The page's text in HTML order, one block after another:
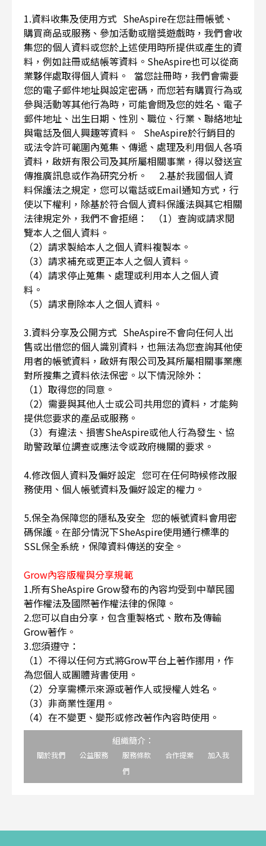
1.資料收集及使用方式 SheAspire在您註冊帳號、
購買商品或服務、參加活動或贈獎遊戲時，我們會收
集您的個人資料或您於上述使用時所提供或產生的資
料，例如註冊或結帳等資料。SheAspire也可以從商
業夥伴處取得個人資料。 當您註冊時，我們會需要
您的電子郵件地址與設定密碼，而您若有購買行為或
參與活動等其他行為時，可能會問及您的姓名、電子
郵件地址、出生日期、性別、職位、行業、聯絡地址
與電話及個人興趣等資料。 SheAspire於行銷目的
或法令許可範圍內蒐集、傳遞、處理及利用個人各項
資料，啟妍有限公司及其所屬相關事業，得以發送宣
傳推廣訊息或作為研究分析。 2.基於我國個人資
料保護法之規定，您可以電話或Email通知方式，行
使以下權利，除基於符合個人資料保護法與其它相關
法律規定外，我們不會拒絕： （1）查詢或請求閱
覽本人之個人資料。
（2）請求製給本人之個人資料複製本。
（3）請求補充或更正本人之個人資料。
（4）請求停止蒐集、處理或利用本人之個人資
料。
（5）請求刪除本人之個人資料。
3.資料分享及公開方式 SheAspire不會向任何人出
售或出借您的個人識別資料，也無法為您查詢其他使
用者的帳號資料，啟妍有限公司及其所屬相關事業應
對所搜集之資料依法保密。以下情況除外：
（1）取得您的同意。
（2）需要與其他人士或公司共用您的資料，才能夠
提供您要求的產品或服務。
（3）有違法、損害SheAspire或他人行為發生、協
助警政單位調查或應法令或政府機關的要求。
4.修改個人資料及偏好設定 您可在任何時候修改服
務使用、個人帳號資料及偏好設定的權力。
5.保全為保障您的隱私及安全 您的帳號資料會用密
碼保護。在部分情況下SheAspire使用通行標準的
SSL保全系統，保障資料傳送的安全。
Grow內容版權與分享規範
1.所有SheAspire Grow發布的內容均受到中華民國
著作權法及國際著作權法律的保障。
2.您可以自由分享，包含重製格式、散布及傳輸
Grow著作。
3.您須遵守：
（1）不得以任何方式將Grow平台上著作挪用，作
為您個人或團體背書使用。
（2）分享需標示來源或著作人或授權人姓名。
（3）非商業性運用。
（4）在不變更、變形或修改著作內容時使用。
組織簡介：
關於我們 公益服務 服務條款 合作提案
加入我
們